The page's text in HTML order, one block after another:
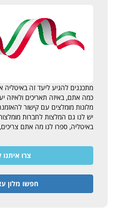
מתכננים להגיע ליעד זה באיטליה
כמה אתם, באיזה תאריכים ולאיזה
מלונות מומלצים עם קישור
יש לנו גם המלצות לחברות
באיטליה, ספרו לנו מה אתם
צרו
חפשו מלון